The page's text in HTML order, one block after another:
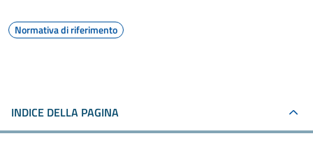
Normativa di riferimento
INDICE DELLA PAGINA